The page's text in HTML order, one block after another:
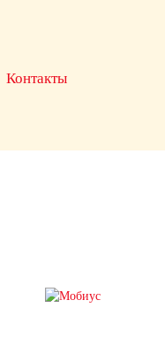
Контакты